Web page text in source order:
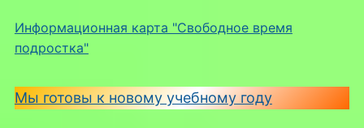
Информационная карта "Свободное время
подростка"
Мы готовы к новому учебному году